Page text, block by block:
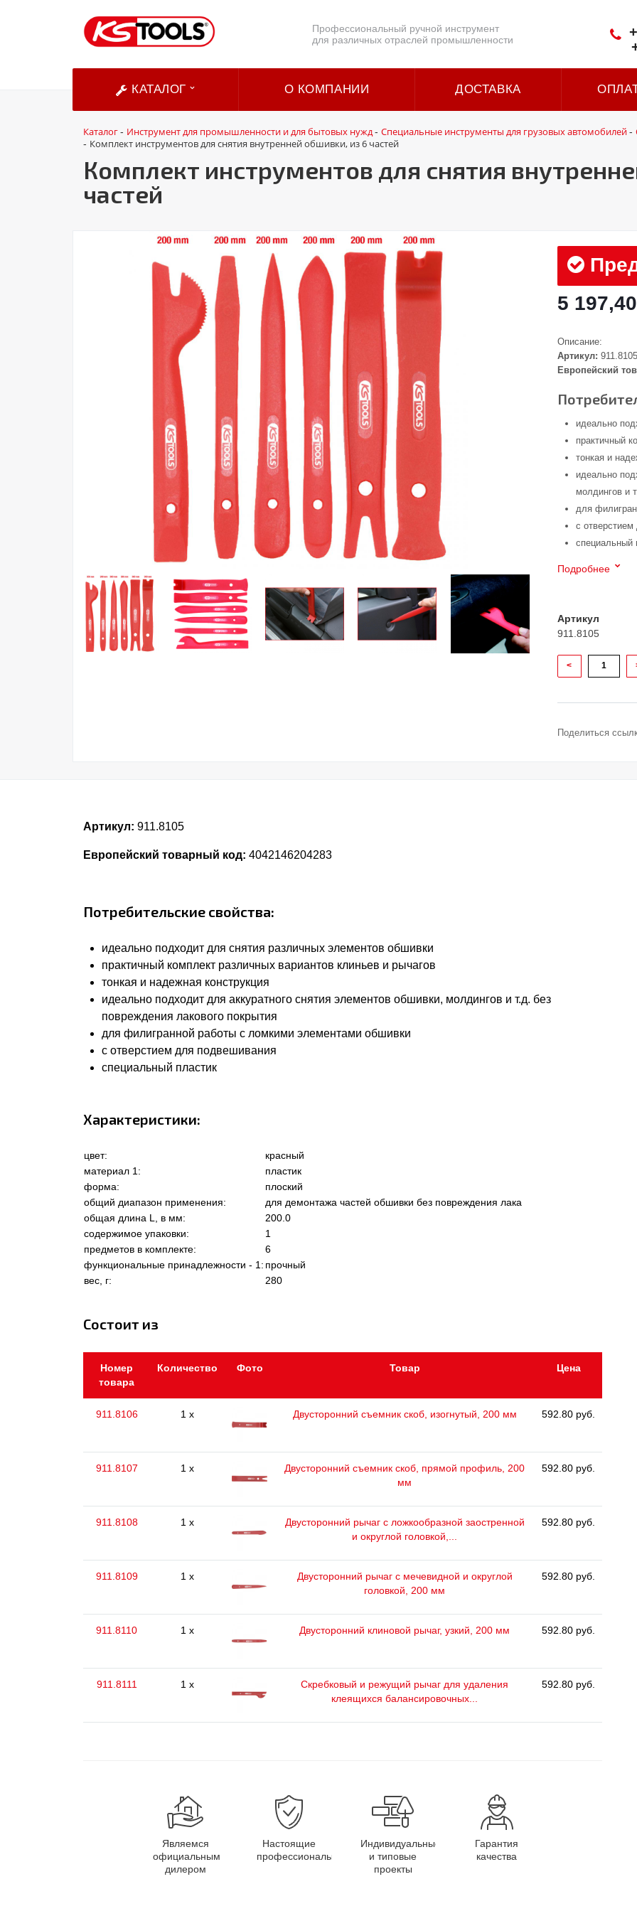
Профессиональный ручной инструмент
для различных отраслей промышленности
КАТАЛОГ О КОМПАНИИ ДОСТАВКА
Каталог- Инструмент для промышленности и для бытовых нужд- Специальные инструменты для грузовых автомобилей-
- Комплект инструментов для снятия внутренней обшивки, из 6 частей
Комплект инструментов для снятия
частей
5
Описание:
Артикул: 911.8105
Европейский
идеально
практичный
тонкая и
идеально
молдингов и
для
с
специальный
Подробнее
Артикул
911.8105
<
Поделиться
Артикул: 911.8105
Европейский товарный код: 4042146204283
Потребительские свойства:
идеально подходит для снятия различных элементов обшивки
практичный комплект различных вариантов клиньев и рычагов
тонкая и надежная конструкция
идеально подходит для аккуратного снятия элементов обшивки, молдингов и т.д. без
повреждения лакового покрытия
для филигранной работы с ломкими элементами обшивки
с отверстием для подвешивания
специальный пластик
Характеристики:
цвет:
красный
материал 1:
пластик
форма:
плоский
общий диапазон применения:
для демонтажа частей обшивки без повреждения лака
общая длина L, в мм:
200.0
содержимое упаковки:
1
предметов в комплекте:
6
функциональные принадлежности - 1: прочный
вес, г:
280
Состоит из
Номер
товара
Количество Фото Товар Цена
911.8106 1 x Двусторонний съемник скоб, изогнутый, 200 мм 592.80 руб.
911.8107 1 x
Двусторонний съемник скоб, прямой профиль, 200
мм
592.80 руб.
911.8108 1 x
Двусторонний рычаг с ложкообразной заостренной
и округлой головкой,...
592.80 руб.
911.8109 1 x
Двусторонний рычаг с мечевидной и округлой
головкой, 200 мм
592.80 руб.
911.8110 1 x Двусторонний клиновой рычаг, узкий, 200 мм 592.80 руб.
911.8111 1 x
Скребковый и режущий рычаг для удаления
клеящихся балансировочных...
592.80 руб.
Являемся
официальным
дилером
Настоящие
профессионалы
Индивидуальные
и типовые
проекты
Гарантия
качества